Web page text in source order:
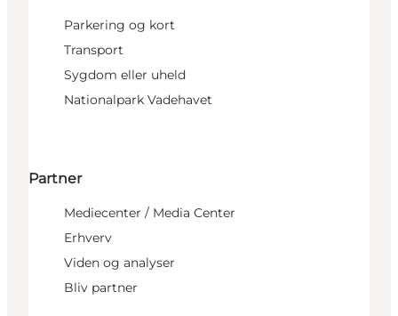
Parkering og kort
Transport
Sygdom eller uheld
Nationalpark Vadehavet
Partner
Mediecenter / Media Center
Erhverv
Viden og analyser
Bliv partner